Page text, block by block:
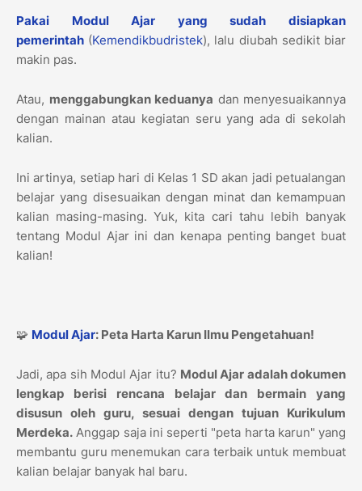
Pakai Modul Ajar yang sudah disiapkan
pemerintah (Kemendikbudristek), lalu diubah sedikit biar
makin pas.
Atau, menggabungkan keduanya dan menyesuaikannya
dengan mainan atau kegiatan seru yang ada di sekolah
kalian.
Ini artinya, setiap hari di Kelas 1 SD akan jadi petualangan
belajar yang disesuaikan dengan minat dan kemampuan
kalian masing-masing. Yuk, kita cari tahu lebih banyak
tentang Modul Ajar ini dan kenapa penting banget buat
kalian!
🧩 Modul Ajar: Peta Harta Karun Ilmu Pengetahuan!
Jadi, apa sih Modul Ajar itu? Modul Ajar adalah dokumen
lengkap berisi rencana belajar dan bermain yang
disusun oleh guru, sesuai dengan tujuan Kurikulum
Merdeka. Anggap saja ini seperti "peta harta karun" yang
membantu guru menemukan cara terbaik untuk membuat
kalian belajar banyak hal baru.